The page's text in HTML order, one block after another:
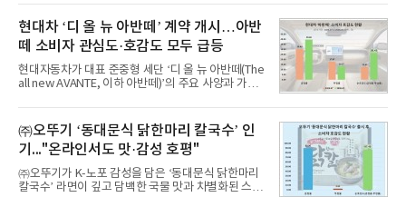
디교육, 대교, 디지
이 순으로 뒤를 이었다.7일 한국기업평판연구소(소장
구창환)는 산업통상자원부 공공기관 41개 브랜드를
대상으로 지난 7월 7일부터 8월 7일까지 수집된 소비
자 빅데이터 91,102,549건을 분석한 결과, 한국전력
공사가 브랜드평판지수 10,670,633을 기록하며 8월
1위에 올랐다고 밝혔다. 분석에 활용된 빅데이터는 지
난 7월(88,893,823건) 대비 2.48% 증가한 수치다.연
수력원자력, 한국석
현대차 ‘디 올 뉴 아반떼’ 계약 개시…아반
떼 소비자 관심도·호감도 모두 급등
현대자동차가 대표 준중형 세단 ‘디 올 뉴 아반떼(The
all new AVANTE, 이하 아반떼)’의 주요 사양과 가격
떼는 6년 만에 선보이는 8세대 완전변경 모델로, ▲정
교한 선과 면을 중심으로 완성한 파격적인 디자인 ▲
과거 중형 세단 수준으로 확대된 차체 제원 ▲글로벌
최고 수준의 안전성 ▲성능과 효율을 동시에 높인 주
행 완성도 ▲첨단 편의 및 디지털 사양 적용 등을 통해
글로벌 준중형 세단의 새로운 기준을 세웠다.아반떼
는 가솔린 2.0과 1.6 하이브리드 두 가지 파워트레인
㈜오뚜기 ‘동대문식 닭한마리 칼국수’ 인
기..."온라인서도 맛·감성 호평"
㈜오뚜기가 K-노포 감성을 담은 ‘동대문식 닭한마리
칼국수’ 라면이 깊고 담백한 국물 맛과 차별화된 스토